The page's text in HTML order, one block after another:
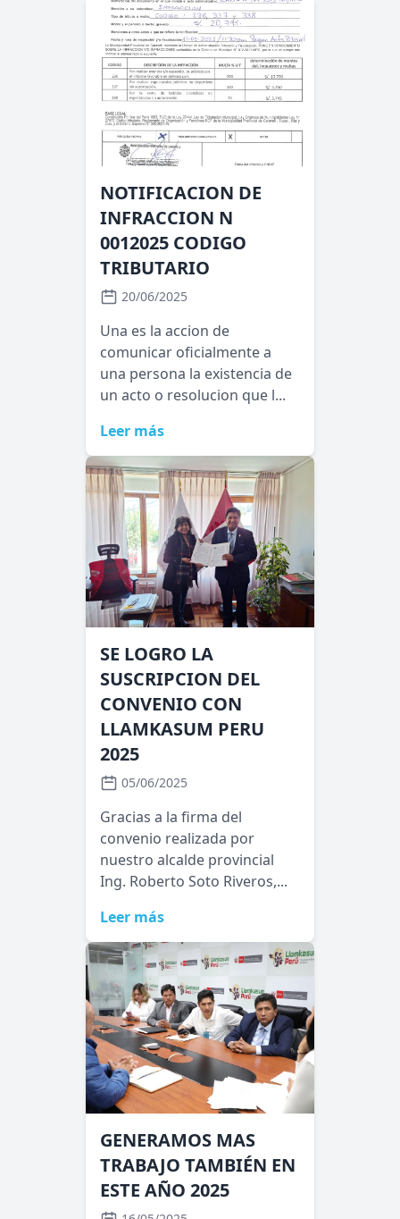
NOTIFICACION DE
INFRACCION N
0012025 CODIGO
TRIBUTARIO
20/06/2025
Una es la accion de
comunicar oficialmente a
una persona la existencia de
un acto o resolucion que l...
Leer más
SE LOGRO LA
SUSCRIPCION DEL
CONVENIO CON
LLAMKASUM PERU
2025
05/06/2025
Gracias a la firma del
convenio realizada por
nuestro alcalde provincial
Ing. Roberto Soto Riveros,...
Leer más
GENERAMOS MAS
TRABAJO TAMBIÉN EN
ESTE AÑO 2025